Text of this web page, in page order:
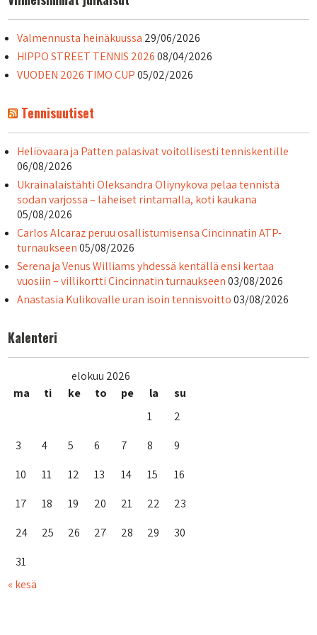
Valmennusta heinäkuussa 29/06/2026
HIPPO STREET TENNIS 2026 08/04/2026
VUODEN 2026 TIMO CUP 05/02/2026
Tennisuutiset
Heliövaara ja Patten palasivat voitollisesti tenniskentille
06/08/2026
Ukrainalaistähti Oleksandra Oliynykova pelaa tennistä
sodan varjossa – läheiset rintamalla, koti kaukana
05/08/2026
Carlos Alcaraz peruu osallistumisensa Cincinnatin ATP-
turnaukseen 05/08/2026
Serena ja Venus Williams yhdessä kentällä ensi kertaa
vuosiin – villikortti Cincinnatin turnaukseen 03/08/2026
Anastasia Kulikovalle uran isoin tennisvoitto 03/08/2026
Kalenteri
elokuu 2026
ma
ti ke to pe la
su
1
2
3
4 5 6 7 8
9
10
11 12 13 14 15
16
17
18 19 20 21 22
23
24
25 26 27 28 29
30
31
« kesä